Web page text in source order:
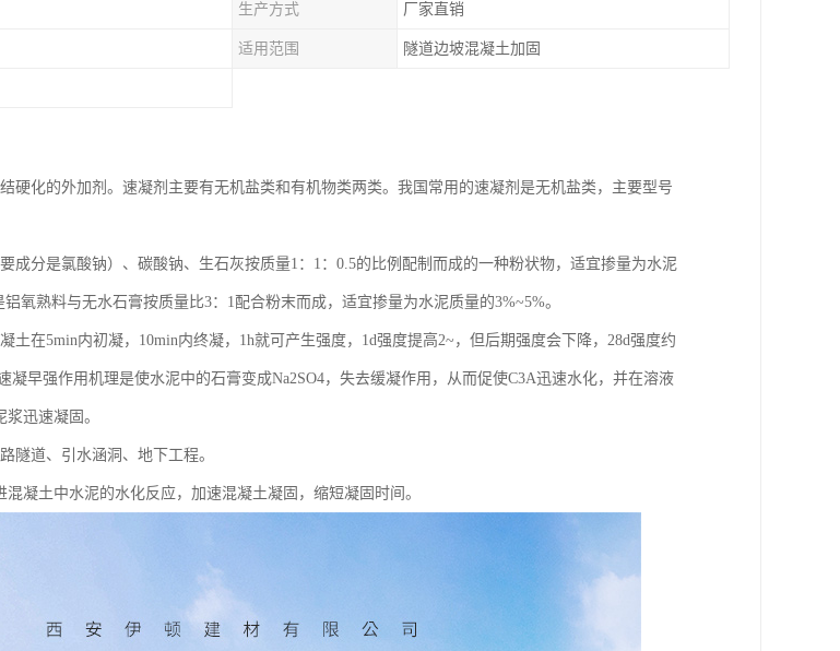
生产方式 厂家直销
适用范围 隧道边坡混凝土加固
硬化的外加剂。速凝剂主要有无机盐类和有机物类两类。我国常用的速凝剂是无机盐类，主要型号
成分是氯酸钠）、碳酸钠、生石灰按质量1：1：0.5的比例配制而成的一种粉状物，适宜掺量为水泥
氧熟料与无水石膏按质量比3：1配合粉末而成，适宜掺量为水泥质量的3%~5%。
土在5min内初凝，10min内终凝，1h就可产生强度，1d强度提高2~，但后期强度会下降，28d强度约
凝早强作用机理是使水泥中的石膏变成Na2SO4，失去缓凝作用，从而促使C3A迅速水化，并在溶液
迅速凝固。
隧道、引水涵洞、地下工程。
凝土中水泥的水化反应，加速混凝土凝固，缩短凝固时间。